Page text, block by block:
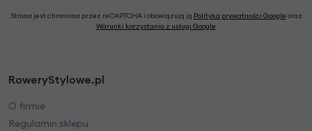
Strona jest chroniona przez reCAPTCHA i obowiązują ją Polityka prywatności Google oraz
Warunki korzystania z usługi Google.
RoweryStylowe.pl
O firmie
Regulamin sklepu